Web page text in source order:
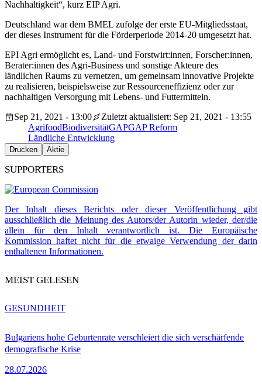
Nachhaltigkeit“, kurz EIP Agri.
Deutschland war dem BMEL zufolge der erste EU-Mitgliedsstaat,
der dieses Instrument für die Förderperiode 2014-20 umgesetzt hat.
EPI Agri ermöglicht es, Land- und Forstwirt:innen, Forscher:innen,
Berater:innen des Agri-Business und sonstige Akteure des
ländlichen Raums zu vernetzen, um gemeinsam innovative Projekte
zu realisieren, beispielsweise zur Ressourceneffizienz oder zur
nachhaltigen Versorgung mit Lebens- und Futtermitteln.
Sep 21, 2021 - 13:00
Zuletzt aktualisiert: Sep 21, 2021 - 13:55
AgrifoodBiodiversitätGAPGAP Reform
Ländliche Entwicklung
Drucken Aktie
SUPPORTERS
Der Inhalt dieses Berichts oder dieser Veröffentlichung gibt
ausschließlich die Meinung des Autors/der Autorin wieder, der/die
allein für den Inhalt verantwortlich ist. Die Europäische
Kommission haftet nicht für die etwaige Verwendung der darin
enthaltenen Informationen.
MEIST GELESEN
Bulgariens hohe Geburtenrate verschleiert die sich verschärfende
demografische Krise
28.07.2026
GESUNDHEIT